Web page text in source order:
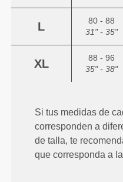
L
80 - 88
31" - 35"
XL
88 - 96
35" - 38"
Si tus medidas de
corresponden a
de talla, te
que corresponda a